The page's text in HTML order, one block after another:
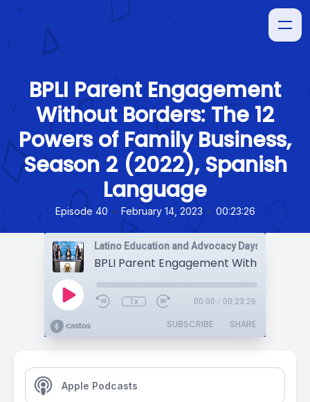
BPLI Parent Engagement
Without Borders: The 12
Powers of Family Business,
Season 2 (2022), Spanish
Language
Episode 40 • February 14, 2023 • 00:23:26
Latino Education and Advocacy Days (LEAD)
1x 00:00 / 00:23:26
SUBSCRIBE SHARE
Apple Podcasts